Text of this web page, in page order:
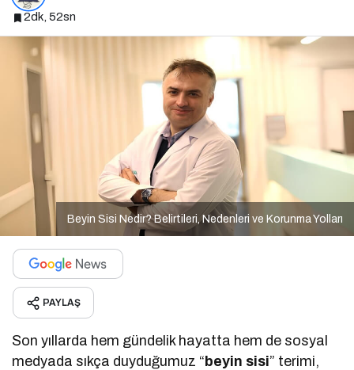
2dk, 52sn
Beyin Sisi Nedir? Belirtileri, Nedenleri ve Korunma Yolları
PAYLAŞ
Son yıllarda hem gündelik hayatta hem de sosyal
medyada sıkça duyduğumuz “beyin sisi” terimi,